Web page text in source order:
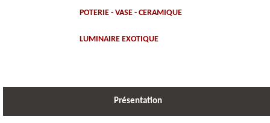
POTERIE - VASE - CERAMIQUE
LUMINAIRE EXOTIQUE
Présentation